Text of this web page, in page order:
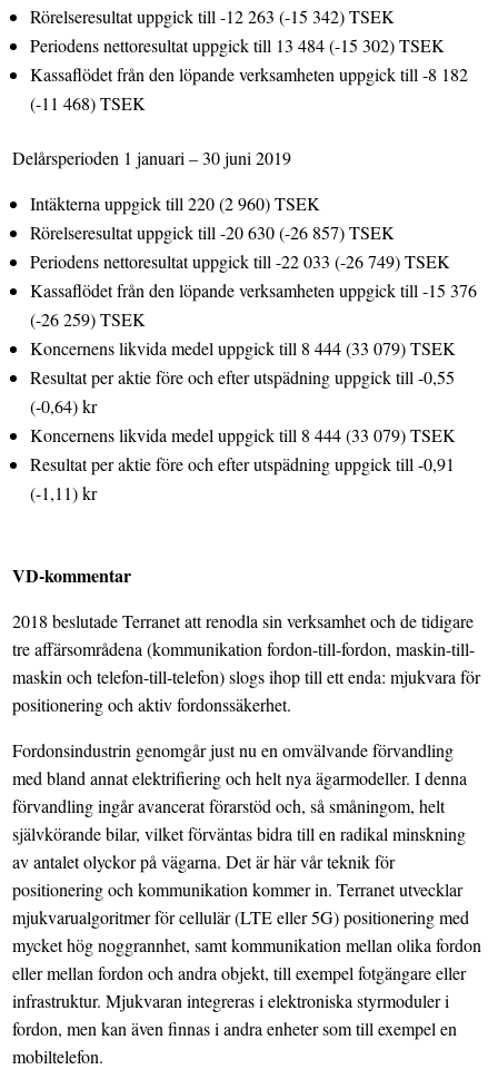
Rörelseresultat uppgick till -12 263 (-15 342) TSEK
Periodens nettoresultat uppgick till 13 484 (-15 302) TSEK
Kassaflödet från den löpande verksamheten uppgick till -8 182
(-11 468) TSEK
Delårsperioden 1 januari – 30 juni 2019
Intäkterna uppgick till 220 (2 960) TSEK
Rörelseresultat uppgick till -20 630 (-26 857) TSEK
Periodens nettoresultat uppgick till -22 033 (-26 749) TSEK
Kassaflödet från den löpande verksamheten uppgick till -15 376
(-26 259) TSEK
Koncernens likvida medel uppgick till 8 444 (33 079) TSEK
Resultat per aktie före och efter utspädning uppgick till -0,55
(-0,64) kr
Koncernens likvida medel uppgick till 8 444 (33 079) TSEK
Resultat per aktie före och efter utspädning uppgick till -0,91
(-1,11) kr
VD-kommentar
2018 beslutade Terranet att renodla sin verksamhet och de tidigare
tre affärsområdena (kommunikation fordon-till-fordon, maskin-till-
maskin och telefon-till-telefon) slogs ihop till ett enda: mjukvara för
positionering och aktiv fordonssäkerhet.
Fordonsindustrin genomgår just nu en omvälvande förvandling
med bland annat elektrifiering och helt nya ägarmodeller. I denna
förvandling ingår avancerat förarstöd och, så småningom, helt
självkörande bilar, vilket förväntas bidra till en radikal minskning
av antalet olyckor på vägarna. Det är här vår teknik för
positionering och kommunikation kommer in. Terranet utvecklar
mjukvarualgoritmer för cellulär (LTE eller 5G) positionering med
mycket hög noggrannhet, samt kommunikation mellan olika fordon
eller mellan fordon och andra objekt, till exempel fotgängare eller
infrastruktur. Mjukvaran integreras i elektroniska styrmoduler i
fordon, men kan även finnas i andra enheter som till exempel en
mobiltelefon.